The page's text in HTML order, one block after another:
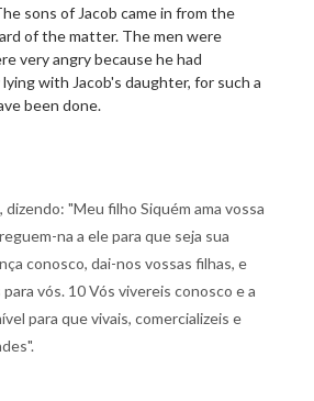
sons of Jacob came in from the
of the matter. The men were
very angry because he had
with Jacob's daughter, for such a
been done.
"Meu filho Siquém ama vossa
na a ele para que seja sua
conosco, dai-nos vossas filhas, e
vós. 10 Vós vivereis conosco e a
para que vivais, comercializeis e